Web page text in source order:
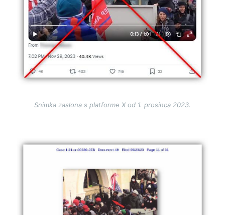
Snimka zaslona s platforme X od 1. prosinca 2023.
Image